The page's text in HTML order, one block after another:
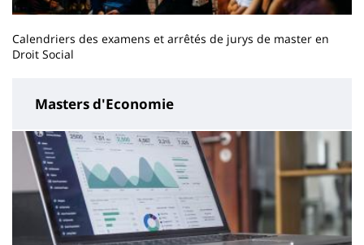
Calendriers des examens et arrêtés de jurys de master en
Droit Social
Masters d'Economie